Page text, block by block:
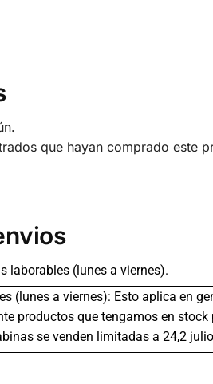
que hayan comprado este
laborables (lunes a viernes).
(lunes a viernes): Esto aplica en
productos que tengamos en
se venden limitadas a 24,2